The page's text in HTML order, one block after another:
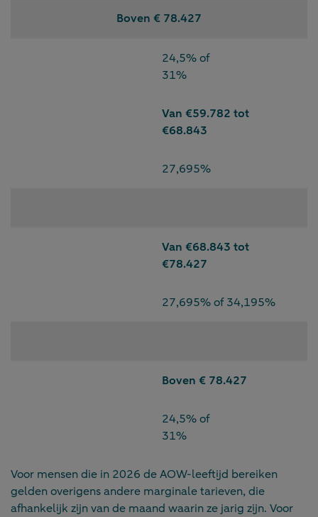
Boven € 78.427
24,5% of
31%
Van €59.782 tot
€68.843
27,695%
Van €68.843 tot
€78.427
27,695% of 34,195%
Boven € 78.427
24,5% of
31%
Voor mensen die in 2026 de AOW-leeftijd bereiken
gelden overigens andere marginale tarieven, die
afhankelijk zijn van de maand waarin ze jarig zijn. Voor